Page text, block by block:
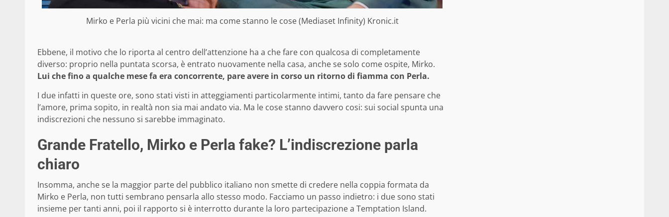
Mirko e Perla più vicini che mai: ma come stanno le cose (Mediaset Infinity) Kronic.it
Ebbene, il motivo che lo riporta al centro dell’attenzione ha a che fare con qualcosa di completamente
diverso: proprio nella puntata scorsa, è entrato nuovamente nella casa, anche se solo come ospite, Mirko.
Lui che fino a qualche mese fa era concorrente, pare avere in corso un ritorno di fiamma con Perla.
I due infatti in queste ore, sono stati visti in atteggiamenti particolarmente intimi, tanto da fare pensare che
l’amore, prima sopito, in realtà non sia mai andato via. Ma le cose stanno davvero cosi: sui social spunta una
indiscrezioni che nessuno si sarebbe immaginato.
Grande Fratello, Mirko e Perla fake? L’indiscrezione parla
chiaro
Insomma, anche se la maggior parte del pubblico italiano non smette di credere nella coppia formata da
Mirko e Perla, non tutti sembrano pensarla allo stesso modo. Facciamo un passo indietro: i due sono stati
insieme per tanti anni, poi il rapporto si è interrotto durante la loro partecipazione a Temptation Island.